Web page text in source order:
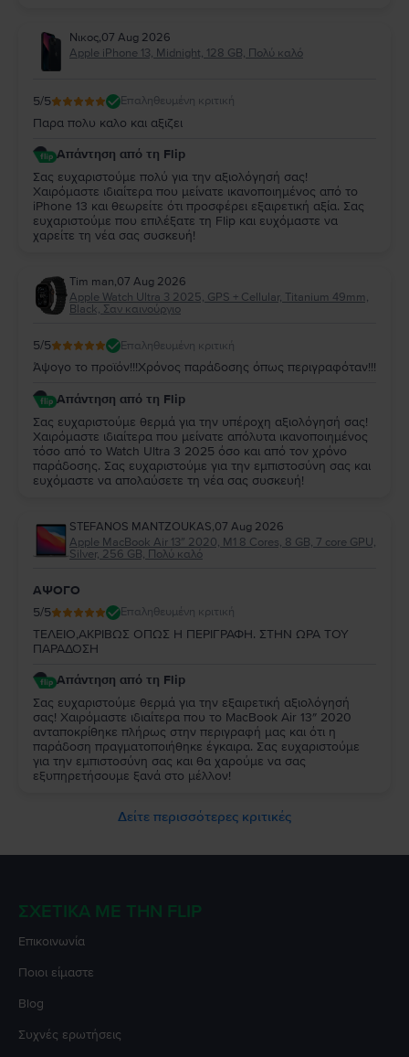
Νικος,07 Aug 2026
Apple iPhone 13, Midnight, 128 GB, Πολύ καλό
5/5 Επαληθευμένη κριτική
Παρα πολυ καλο και αξιζει
Απάντηση από τη Flip
Σας ευχαριστούμε πολύ για την αξιολόγησή σας!
Χαιρόμαστε ιδιαίτερα που μείνατε ικανοποιημένος από το
iPhone 13 και θεωρείτε ότι προσφέρει εξαιρετική αξία. Σας
ευχαριστούμε που επιλέξατε τη Flip και ευχόμαστε να
χαρείτε τη νέα σας συσκευή!
Tim man,07 Aug 2026
Apple Watch Ultra 3 2025, GPS + Cellular, Titanium 49mm,
Black, Σαν καινούργιο
5/5 Επαληθευμένη κριτική
Άψογο το προϊόν!!!Χρόνος παράδοσης όπως περιγραφόταν!!!
Απάντηση από τη Flip
Σας ευχαριστούμε θερμά για την υπέροχη αξιολόγησή σας!
Χαιρόμαστε ιδιαίτερα που μείνατε απόλυτα ικανοποιημένος
τόσο από το Watch Ultra 3 2025 όσο και από τον χρόνο
παράδοσης. Σας ευχαριστούμε για την εμπιστοσύνη σας και
ευχόμαστε να απολαύσετε τη νέα σας συσκευή!
STEFANOS MANTZOUKAS,07 Aug 2026
Apple MacBook Air 13″ 2020, M1 8 Cores, 8 GB, 7 core GPU,
Silver, 256 GB, Πολύ καλό
ΑΨΟΓΟ
5/5 Επαληθευμένη κριτική
ΤΕΛΕΙΟ,ΑΚΡΙΒΩΣ ΟΠΩΣ Η ΠΕΡΙΓΡΑΦΗ. ΣΤΗΝ ΩΡΑ ΤΟΥ
ΠΑΡΑΔΟΣΗ
Απάντηση από τη Flip
Σας ευχαριστούμε θερμά για την εξαιρετική αξιολόγησή
σας! Χαιρόμαστε ιδιαίτερα που το MacBook Air 13″ 2020
ανταποκρίθηκε πλήρως στην περιγραφή μας και ότι η
παράδοση πραγματοποιήθηκε έγκαιρα. Σας ευχαριστούμε
για την εμπιστοσύνη σας και θα χαρούμε να σας
εξυπηρετήσουμε ξανά στο μέλλον!
Δείτε περισσότερες κριτικές
ΣΧΕΤΙΚΆ ΜΕ ΤΗΝ FLIP
Επικοινωνία
Ποιοι είμαστε
Blog
Συχνές ερωτήσεις